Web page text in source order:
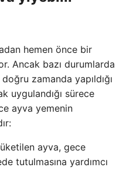
hemen önce bir
Ancak bazı durumlarda
zamanda yapıldığı
uygulandığı sürece
ayva yemenin
ayva, gece
tutulmasına yardımcı